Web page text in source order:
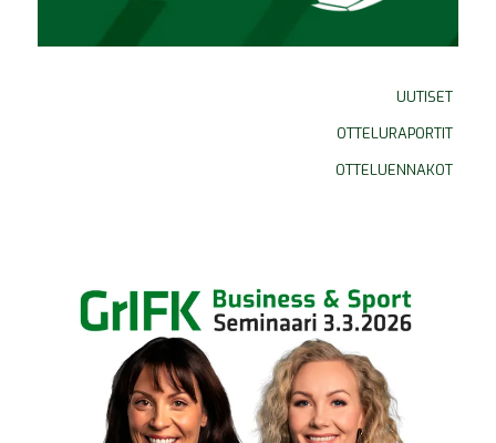
UUTISET
OTTELURAPORTIT
OTTELUENNAKOT